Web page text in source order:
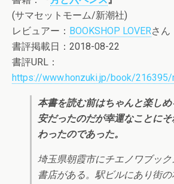
(サマセットモーム/新潮社)
レビュアー： BOOKSHOP LOVERさ
書評掲載日：2018-08-22
書評URL：
https://www.honzuki.jp/book/
本書を読む前はちゃんと楽し
安だったのだが幸運なことに
わったのであった。
埼玉県朝霞市にチエノワブック
書店がある。駅ビルにあり街